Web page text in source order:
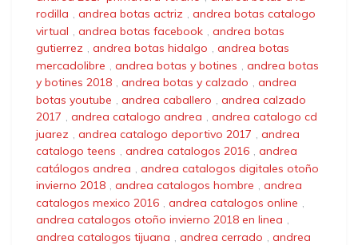
rodilla , andrea botas actriz , andrea botas catalogo
virtual , andrea botas facebook , andrea botas
gutierrez , andrea botas hidalgo , andrea botas
mercadolibre , andrea botas y botines , andrea botas
y botines 2018 , andrea botas y calzado , andrea
botas youtube , andrea caballero , andrea calzado
2017 , andrea catalogo andrea , andrea catalogo cd
juarez , andrea catalogo deportivo 2017 , andrea
catalogo teens , andrea catalogos 2016 , andrea
catálogos andrea , andrea catalogos digitales otoño
invierno 2018 , andrea catalogos hombre , andrea
catalogos mexico 2016 , andrea catalogos online ,
andrea catalogos otoño invierno 2018 en linea ,
andrea catalogos tijuana
andrea cerrado
andrea